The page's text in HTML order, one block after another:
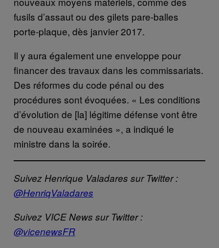
fusils d’assaut ou des gilets pare-balles
porte-plaque, dès janvier 2017.
Il y aura également une enveloppe pour
financer des travaux dans les commissariats.
Des réformes du code pénal ou des
procédures sont évoquées. « Les conditions
d’évolution de [la] légitime défense vont être
de nouveau examinées », a indiqué le
ministre dans la soirée.
Suivez Henrique Valadares sur Twitter :
@HenriqValadares
Suivez VICE News sur Twitter :
@vicenewsFR